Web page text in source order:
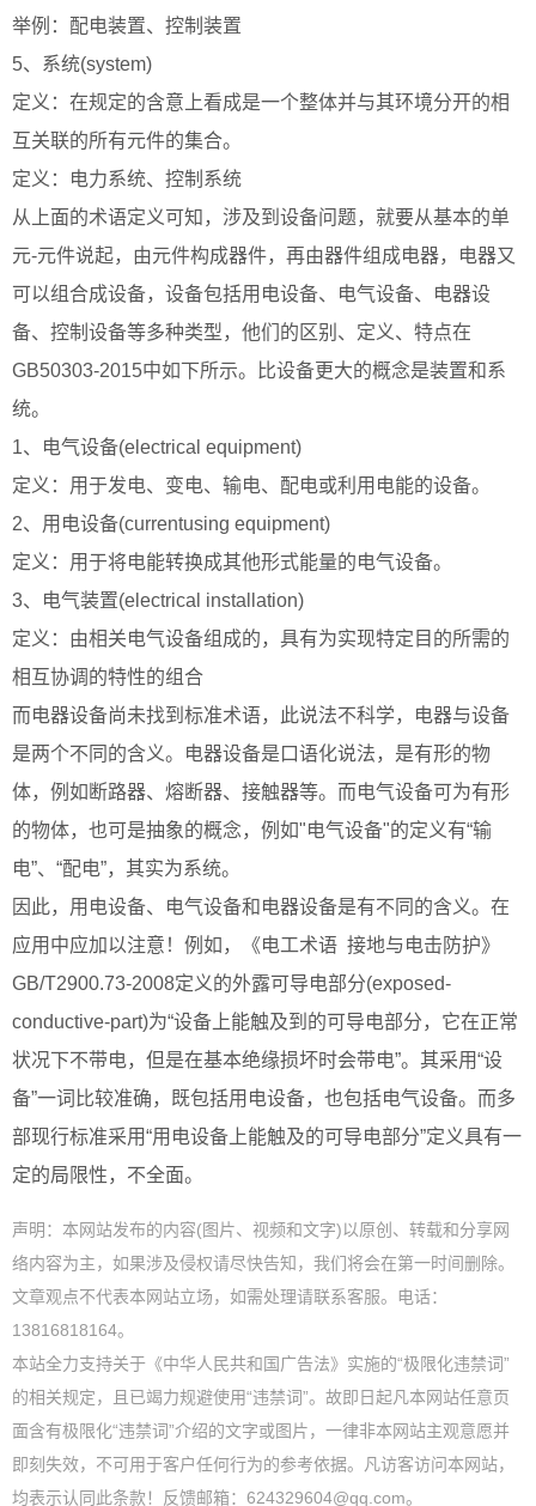
举例：配电装置、控制装置
5、系统(system)
定义：在规定的含意上看成是一个整体并与其环境分开的相
互关联的所有元件的集合。
定义：电力系统、控制系统
从上面的术语定义可知，涉及到设备问题，就要从基本的单
元-元件说起，由元件构成器件，再由器件组成电器，电器又
可以组合成设备，设备包括用电设备、电气设备、电器设
备、控制设备等多种类型，他们的区别、定义、特点在
GB50303-2015中如下所示。比设备更大的概念是装置和系
统。
1、电气设备(electrical equipment)
定义：用于发电、变电、输电、配电或利用电能的设备。
2、用电设备(currentusing equipment)
定义：用于将电能转换成其他形式能量的电气设备。
3、电气装置(electrical installation)
定义：由相关电气设备组成的，具有为实现特定目的所需的
相互协调的特性的组合
而电器设备尚未找到标准术语，此说法不科学，电器与设备
是两个不同的含义。电器设备是口语化说法，是有形的物
体，例如断路器、熔断器、接触器等。而电气设备可为有形
的物体，也可是抽象的概念，例如"电气设备"的定义有“输
电”、“配电”，其实为系统。
因此，用电设备、电气设备和电器设备是有不同的含义。在
应用中应加以注意！例如，《电工术语 接地与电击防护》
GB/T2900.73-2008定义的外露可导电部分(exposed-
conductive-part)为“设备上能触及到的可导电部分，它在正常
状况下不带电，但是在基本绝缘损坏时会带电”。其采用“设
备”一词比较准确，既包括用电设备，也包括电气设备。而多
部现行标准采用“用电设备上能触及的可导电部分”定义具有一
定的局限性，不全面。
声明：本网站发布的内容(图片、视频和文字)以原创、转载和分享网
络内容为主，如果涉及侵权请尽快告知，我们将会在第一时间删除。
文章观点不代表本网站立场，如需处理请联系客服。电话：
13816818164。
本站全力支持关于《中华人民共和国广告法》实施的“极限化违禁词”
的相关规定，且已竭力规避使用“违禁词”。故即日起凡本网站任意页
面含有极限化“违禁词”介绍的文字或图片，一律非本网站主观意愿并
即刻失效，不可用于客户任何行为的参考依据。凡访客访问本网站，
均表示认同此条款！反馈邮箱：624329604@qq.com。